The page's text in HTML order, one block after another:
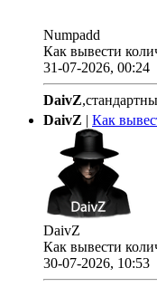
Numpadd
Как вывести
31-07-2026, 00:24
DaivZ
DaivZ | Как
DaivZ
Как вывести
30-07-2026, 10:53